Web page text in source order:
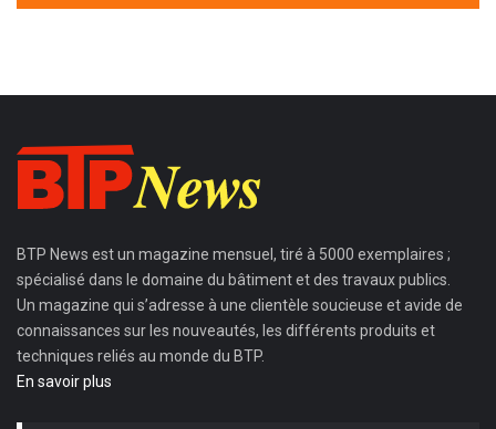
BTP News est un magazine mensuel, tiré à 5000 exemplaires ;
spécialisé dans le domaine du bâtiment et des travaux publics.
Un magazine qui s’adresse à une clientèle soucieuse et avide de
connaissances sur les nouveautés, les différents produits et
techniques reliés au monde du BTP.
En savoir plus